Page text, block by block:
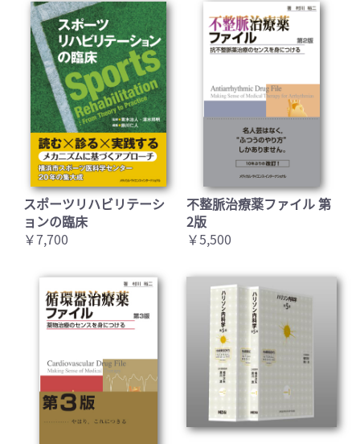
スポーツリハビリテーシ
ョンの臨床
￥7,700
不整脈治療薬ファイル 第
2版
￥5,500